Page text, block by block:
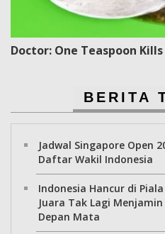
Doctor: One Teaspoon
BERITA
Jadwal Singapore Open
Daftar Wakil Indonesia
Indonesia Hancur di
Juara Tak Lagi
Depan Mata